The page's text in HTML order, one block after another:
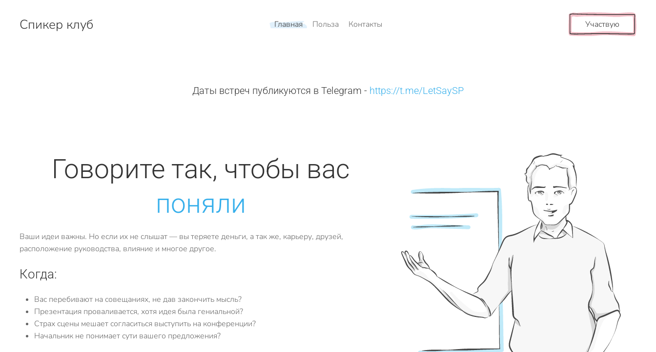
Перейти к содержимому
Спикер клуб Главная Польза Контакты Участвую
Даты встреч публикуются в Telegram - https://t.me/LetSaySP
Говорите так, чтобы вас
поняли
Ваши идеи важны. Но если их не слышат — вы теряете деньги, а так же, карьеру, друзей,
расположение руководства, влияние и многое другое.
Когда:
Вас перебивают на совещаниях, не дав закончить мысль?
Презентация проваливается, хотя идея была гениальной?
Страх сцены мешает согласиться выступить на конференции?
Начальник не понимает сути вашего предложения?